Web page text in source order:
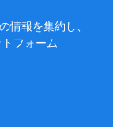
情報を集約し、
フォーム